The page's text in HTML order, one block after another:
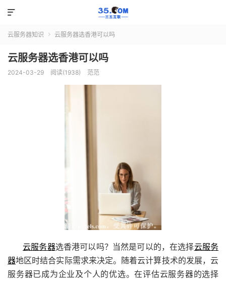

云服务器知识  云服务器选香港可以吗
云服务器选香港可以吗
2024-03-29 阅读(1938) 范范
云服务器选香港可以吗？当然是可以的，在选择云服务
器地区时结合实际需求来决定。随着云计算技术的发展，云
服务器已成为企业及个人的优选。在评估云服务器的选择